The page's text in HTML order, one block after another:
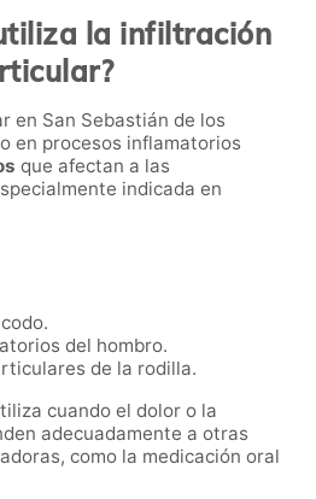
la infiltración
en San Sebastián de los
en procesos inflamatorios
que afectan a las
indicada en
del hombro.
de la rodilla.
cuando el dolor o la
adecuadamente a otras
como la medicación oral